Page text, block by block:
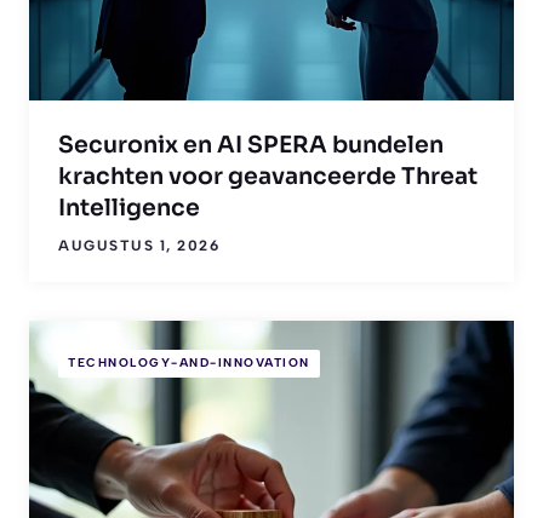
Securonix en AI SPERA bundelen
krachten voor geavanceerde Threat
Intelligence
AUGUSTUS 1, 2026
TECHNOLOGY-AND-INNOVATION